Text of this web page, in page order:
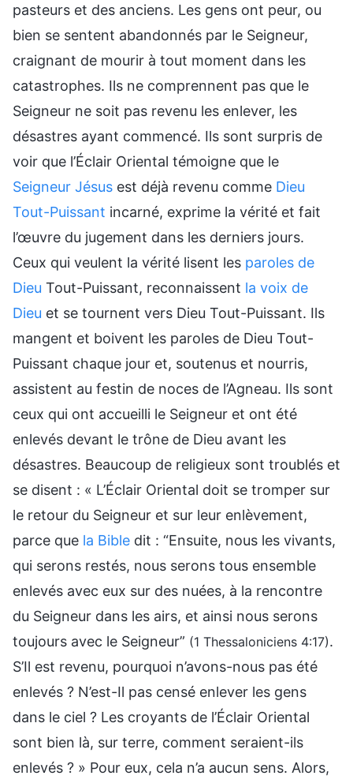
pasteurs et des anciens. Les gens ont peur, ou
bien se sentent abandonnés par le Seigneur,
craignant de mourir à tout moment dans les
catastrophes. Ils ne comprennent pas que le
Seigneur ne soit pas revenu les enlever, les
désastres ayant commencé. Ils sont surpris de
voir que l’Éclair Oriental témoigne que le
Seigneur Jésus est déjà revenu comme Dieu
Tout-Puissant incarné, exprime la vérité et fait
l’œuvre du jugement dans les derniers jours.
Ceux qui veulent la vérité lisent les paroles de
Dieu Tout-Puissant, reconnaissent la voix de
Dieu et se tournent vers Dieu Tout-Puissant. Ils
mangent et boivent les paroles de Dieu Tout-
Puissant chaque jour et, soutenus et nourris,
assistent au festin de noces de l’Agneau. Ils sont
ceux qui ont accueilli le Seigneur et ont été
enlevés devant le trône de Dieu avant les
désastres. Beaucoup de religieux sont troublés et
se disent : « L’Éclair Oriental doit se tromper sur
le retour du Seigneur et sur leur enlèvement,
parce que la Bible dit : “Ensuite, nous les vivants,
qui serons restés, nous serons tous ensemble
enlevés avec eux sur des nuées, à la rencontre
du Seigneur dans les airs, et ainsi nous serons
toujours avec le Seigneur” (1 Thessaloniciens 4:17).
S’Il est revenu, pourquoi n’avons-nous pas été
enlevés ? N’est-Il pas censé enlever les gens
dans le ciel ? Les croyants de l’Éclair Oriental
sont bien là, sur terre, comment seraient-ils
enlevés ? » Pour eux, cela n’a aucun sens. Alors,